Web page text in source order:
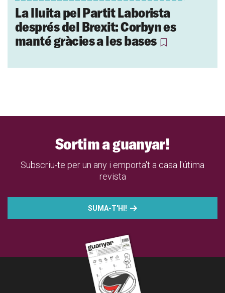
La lluita pel Partit Laborista
després del Brexit: Corbyn es
manté gràcies a les bases
Sortim a guanyar!
Subscriu-te per un any i emporta't a casa l'útima
revista
SUMA-T'HI!